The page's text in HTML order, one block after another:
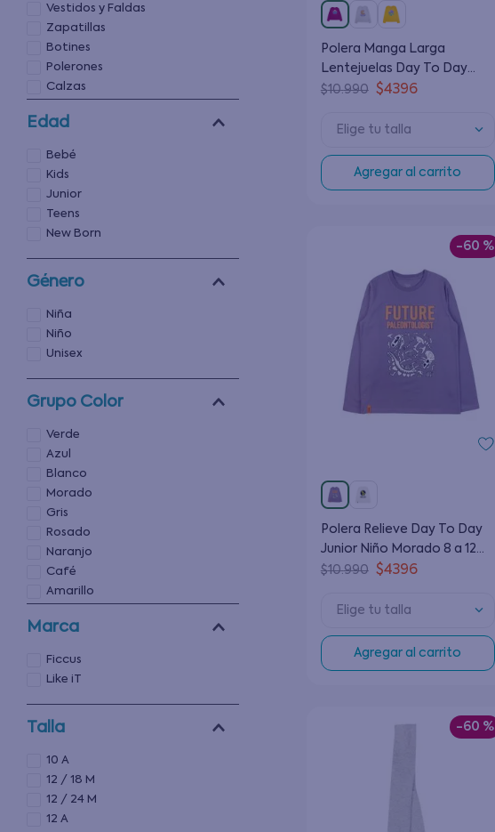
Vestidos y Faldas
Zapatillas
Botines
Polerones
Calzas
Edad
Bebé
Kids
Junior
Teens
New Born
Género
Niña
Niño
Unisex
Grupo Color
Verde
Azul
Blanco
Morado
Gris
Rosado
Naranjo
Café
Amarillo
Marca
Ficcus
Like iT
Talla
10 A
12 / 18 M
12 / 24 M
12 A
Polera Manga Larga
Lentejuelas Day To Day
Junior Niña Magenta 8 a 12
$10.990 $4396
Elige tu talla
Agregar al carrito
-60 %
Polera Relieve Day To Day
Junior Niño Morado 8 a 12
Años
$10.990 $4396
Elige tu talla
Agregar al carrito
-60 %